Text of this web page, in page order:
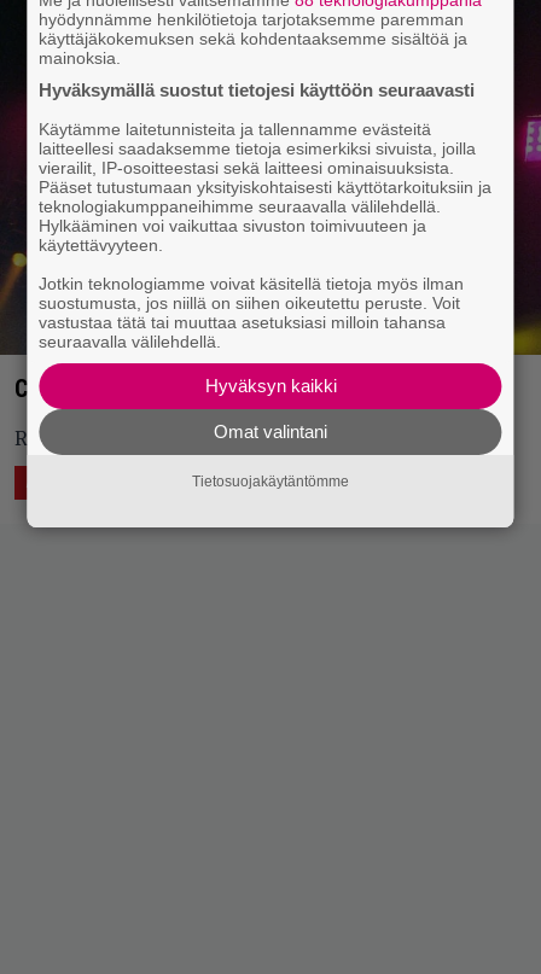
Cinderella-kitaristi Jeff LaBar, 58, on kuollut
RIP Jeffrey Philip LaBar, 18.3.1963 - 14.7.2021.
15.7.2021 10:10 Vesa Siltanen
hyödynnämme henkilötietoja tarjotaksemme paremman
käyttäjäkokemuksen sekä kohdentaaksemme sisältöä ja
mainoksia.
Hyväksymällä suostut tietojesi käyttöön seuraavasti
Käytämme laitetunnisteita ja tallennamme evästeitä
laitteellesi saadaksemme tietoja esimerkiksi sivuista, joilla
vierailit, IP-osoitteestasi sekä laitteesi ominaisuuksista.
Pääset tutustumaan yksityiskohtaisesti käyttötarkoituksiin ja
teknologiakumppaneihimme seuraavalla välilehdellä.
Hylkääminen voi vaikuttaa sivuston toimivuuteen ja
käytettävyyteen.
Jotkin teknologiamme voivat käsitellä tietoja myös ilman
suostumusta, jos niillä on siihen oikeutettu peruste. Voit
vastustaa tätä tai muuttaa asetuksiasi milloin tahansa
seuraavalla välilehdellä.
Hyväksyn kaikki
Omat valintani
Tietosuojakäytäntömme